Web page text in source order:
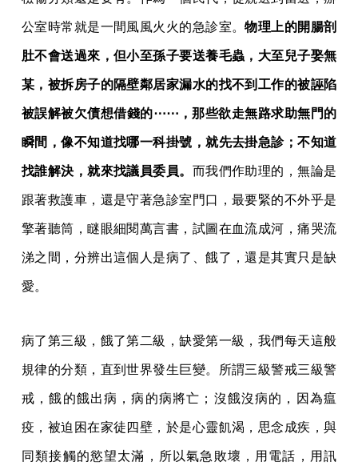
公室時常就是一間風風火火的急診室。物理上的開腸剖
肚不會送過來，但小至孫子要送養毛蟲，大至兒子娶無
某，被拆房子的隔壁鄰居家漏水的找不到工作的被誣陷
被誤解被欠債想借錢的⋯⋯，那些欲走無路求助無門的
瞬間，像不知道找哪一科掛號，就先去掛急診；不知道
找誰解決，就來找議員委員。 而我們作助理的，無論是
跟著救護車，還是守著急診室門口，最要緊的不外乎是
擎著聽筒，瞇眼細閱萬言書，試圖在血流成河，痛哭流
涕之間，分辨出這個人是病了、餓了，還是其實只是缺
愛。
病了第三級，餓了第二級，缺愛第一級，我們每天這般
規律的分類，直到世界發生巨變。所謂三級警戒三級警
戒，餓的餓出病，病的病將亡；沒餓沒病的，因為瘟
疫，被迫困在家徒四壁，於是心靈飢渴，思念成疾，與
同類接觸的慾望太滿，所以氣急敗壞，用電話，用訊